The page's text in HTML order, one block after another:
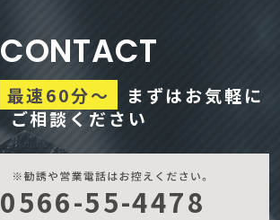
CONTACT
最速60分～
まずはお気軽に
ご相談ください
0566-55-4478